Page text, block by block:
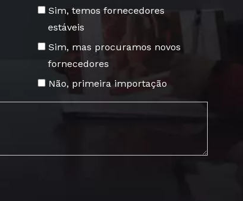
Sim, temos fornecedores
estáveis
​​Sim, mas procuramos novos
fornecedores
Não, primeira importação